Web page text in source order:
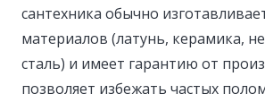
сантехника обычно
материалов (латунь, керамика,
сталь) и имеет гарантию от
позволяет избежать частых